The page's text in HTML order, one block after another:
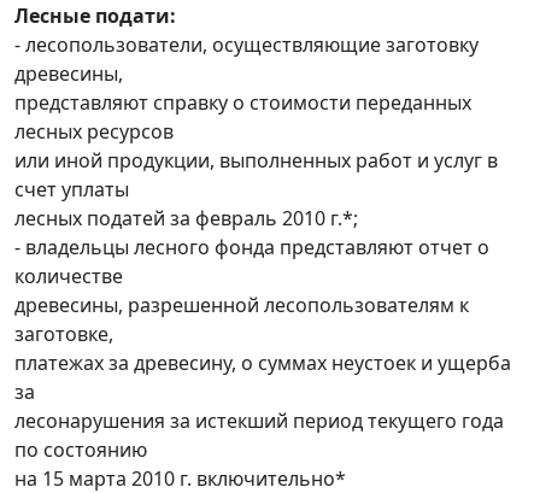
Лесные подати:
- лесопользователи, осуществляющие заготовку
древесины,
представляют справку о стоимости переданных
лесных ресурсов
или иной продукции, выполненных работ и услуг в
счет уплаты
лесных податей за февраль 2010 г.*;
- владельцы лесного фонда представляют отчет о
количестве
древесины, разрешенной лесопользователям к
заготовке,
платежах за древесину, о суммах неустоек и ущерба
за
лесонарушения за истекший период текущего года
по состоянию
на 15 марта 2010 г. включительно*